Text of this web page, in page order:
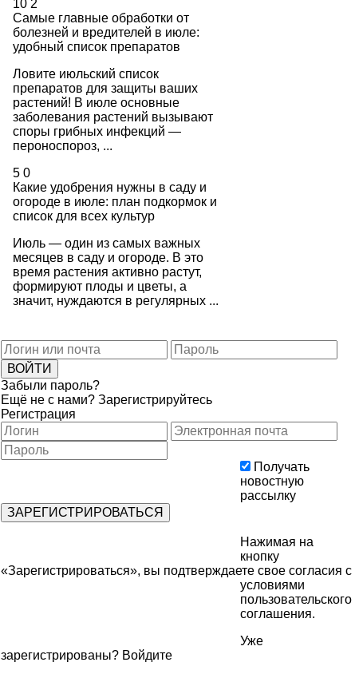
10 2
Самые главные обработки от
болезней и вредителей в июле:
удобный список препаратов
Ловите июльский список
препаратов для защиты ваших
растений! В июле основные
заболевания растений вызывают
споры грибных инфекций —
пероноспороз, ...
5 0
Какие удобрения нужны в саду и
огороде в июле: план подкормок и
список для всех культур
Июль — один из самых важных
месяцев в саду и огороде. В это
время растения активно растут,
формируют плоды и цветы, а
значит, нуждаются в регулярных ...
Забыли пароль?
Ещё не с нами? Зарегистрируйтесь
Регистрация
Получать
новостную
рассылку
Нажимая на
кнопку
«Зарегистрироваться», вы подтверждаете свое согласия с
условиями
пользовательского
соглашения.
Уже
зарегистрированы? Войдите